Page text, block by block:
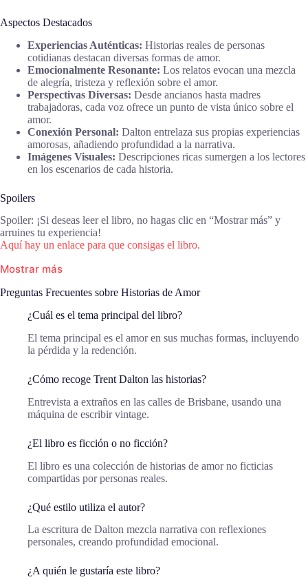
Aspectos Destacados
Experiencias Auténticas: Historias reales de personas
cotidianas destacan diversas formas de amor.
Emocionalmente Resonante: Los relatos evocan una mezcla
de alegría, tristeza y reflexión sobre el amor.
Perspectivas Diversas: Desde ancianos hasta madres
trabajadoras, cada voz ofrece un punto de vista único sobre el
amor.
Conexión Personal: Dalton entrelaza sus propias experiencias
amorosas, añadiendo profundidad a la narrativa.
Imágenes Visuales: Descripciones ricas sumergen a los lectores
en los escenarios de cada historia.
Spoilers
Spoiler: ¡Si deseas leer el libro, no hagas clic en “Mostrar más” y
arruines tu experiencia!
Aquí hay un enlace para que consigas el libro.
Mostrar más
Preguntas Frecuentes sobre Historias de Amor
¿Cuál es el tema principal del libro?
El tema principal es el amor en sus muchas formas, incluyendo
la pérdida y la redención.
¿Cómo recoge Trent Dalton las historias?
Entrevista a extraños en las calles de Brisbane, usando una
máquina de escribir vintage.
¿El libro es ficción o no ficción?
El libro es una colección de historias de amor no ficticias
compartidas por personas reales.
¿Qué estilo utiliza el autor?
La escritura de Dalton mezcla narrativa con reflexiones
personales, creando profundidad emocional.
¿A quién le gustaría este libro?